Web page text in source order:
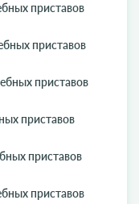
приставов
приставов
приставов
приставов
приставов
приставов